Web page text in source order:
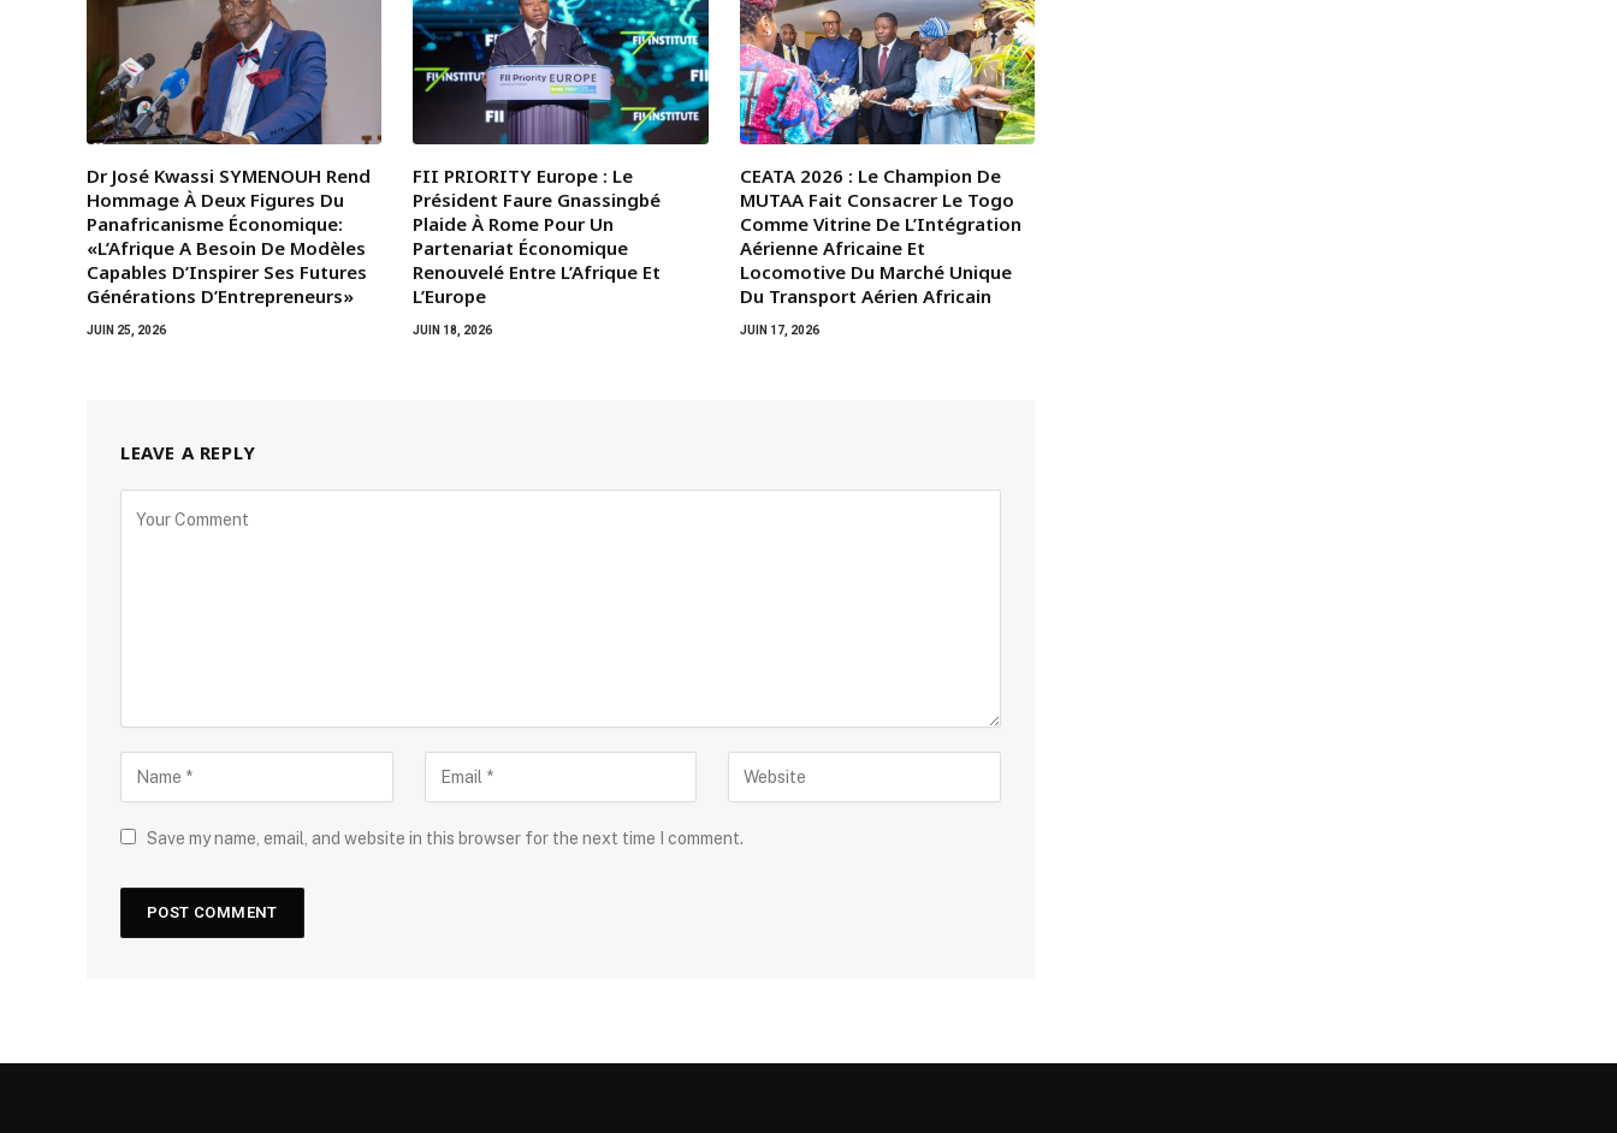
Dr José Kwassi SYMENOUH Rend
Hommage À Deux Figures Du
Panafricanisme Économique:
«L’Afrique A Besoin De Modèles
Capables D’Inspirer Ses Futures
Générations D’Entrepreneurs»
JUIN 25, 2026
FII PRIORITY Europe : Le
Président Faure Gnassingbé
Plaide À Rome Pour Un
Partenariat Économique
Renouvelé Entre L’Afrique Et
L’Europe
JUIN 18, 2026
CEATA 2026 : Le Champion De
MUTAA Fait Consacrer Le Togo
Comme Vitrine De L’Intégration
Aérienne Africaine Et
Locomotive Du Marché Unique
Du Transport Aérien Africain
JUIN 17, 2026
LEAVE A REPLY
Save my name, email, and website in this browser for the next time I comment.